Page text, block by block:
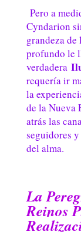
Pero a
Cyndarion
grandeza de
profundo le
verdadera
requería ir
la
de la Nueva
atrás las
seguidores
del alma.
La
Reinos